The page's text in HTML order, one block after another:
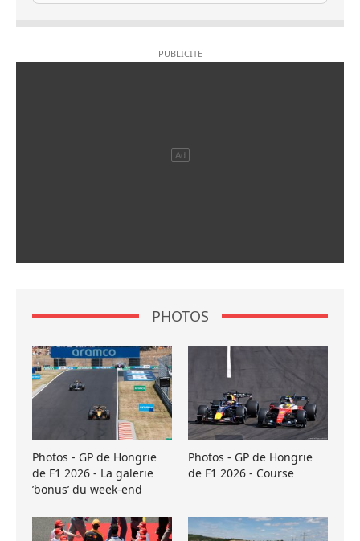
PHOTOS
Photos - GP de Hongrie
de F1 2026 - La galerie
’bonus’ du week-end
Photos - GP de Hongrie
de F1 2026 - Course